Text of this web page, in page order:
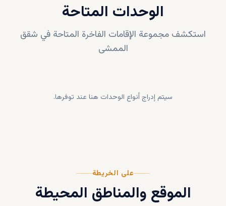
الوحدات المتاحة
استكشف مجموعة الإقامات الفاخرة المتاحة في شقق
الممشى
سيتم إدراج أنواع الوحدات هنا عند توفرها.
على الخريطة
الموقع والمناطق المحيطة